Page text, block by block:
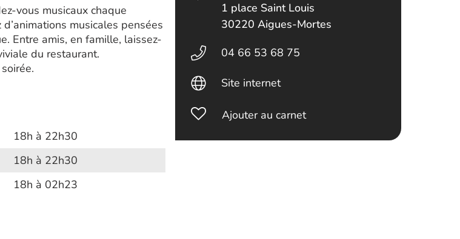
vous musicaux chaque
musicales pensées
Entre amis, en famille, laissez-
du restaurant.
18h à 22h30
18h à 22h30
18h à 02h23
1 place Saint Louis
30220 Aigues-Mortes
04 66 53 68 75
Site internet
Ajouter au carnet